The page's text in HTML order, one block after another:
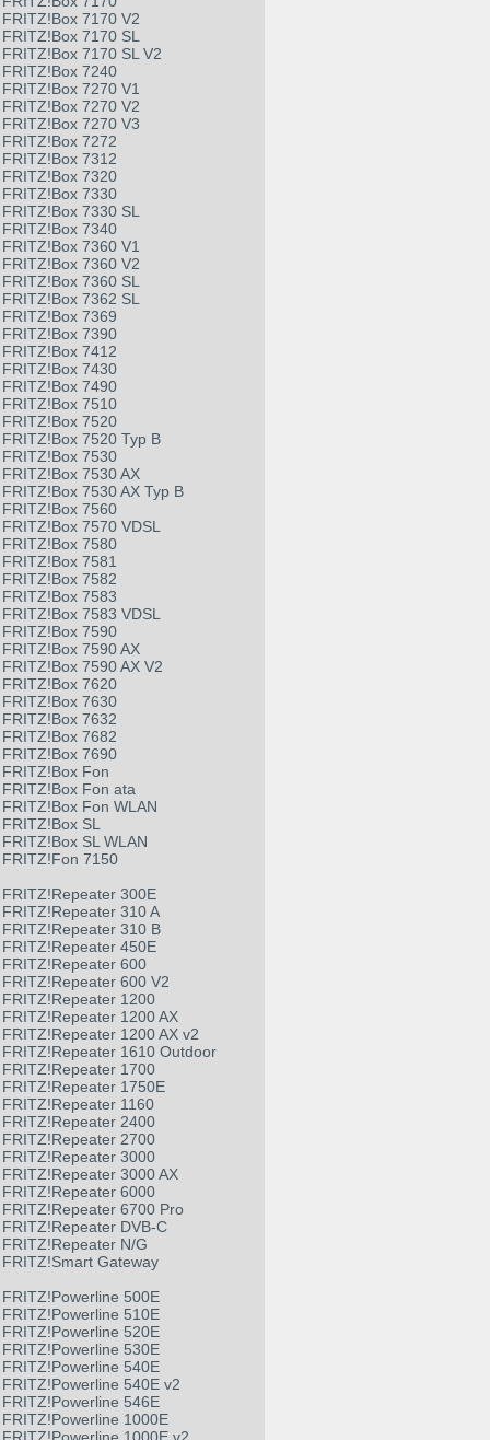
FRITZ!Box 7170 V2
FRITZ!Box 7170 SL
FRITZ!Box 7170 SL V2
FRITZ!Box 7240
FRITZ!Box 7270 V1
FRITZ!Box 7270 V2
FRITZ!Box 7270 V3
FRITZ!Box 7272
FRITZ!Box 7312
FRITZ!Box 7320
FRITZ!Box 7330
FRITZ!Box 7330 SL
FRITZ!Box 7340
FRITZ!Box 7360 V1
FRITZ!Box 7360 V2
FRITZ!Box 7360 SL
FRITZ!Box 7362 SL
FRITZ!Box 7369
FRITZ!Box 7390
FRITZ!Box 7412
FRITZ!Box 7430
FRITZ!Box 7490
FRITZ!Box 7510
FRITZ!Box 7520
FRITZ!Box 7520 Typ B
FRITZ!Box 7530
FRITZ!Box 7530 AX
FRITZ!Box 7530 AX Typ B
FRITZ!Box 7560
FRITZ!Box 7570 VDSL
FRITZ!Box 7580
FRITZ!Box 7581
FRITZ!Box 7582
FRITZ!Box 7583
FRITZ!Box 7583 VDSL
FRITZ!Box 7590
FRITZ!Box 7590 AX
FRITZ!Box 7590 AX V2
FRITZ!Box 7620
FRITZ!Box 7630
FRITZ!Box 7632
FRITZ!Box 7682
FRITZ!Box 7690
FRITZ!Box Fon
FRITZ!Box Fon ata
FRITZ!Box Fon WLAN
FRITZ!Box SL
FRITZ!Box SL WLAN
FRITZ!Fon 7150
FRITZ!Repeater 300E
FRITZ!Repeater 310 A
FRITZ!Repeater 310 B
FRITZ!Repeater 450E
FRITZ!Repeater 600
FRITZ!Repeater 600 V2
FRITZ!Repeater 1200
FRITZ!Repeater 1200 AX
FRITZ!Repeater 1200 AX v2
FRITZ!Repeater 1610 Outdoor
FRITZ!Repeater 1700
FRITZ!Repeater 1750E
FRITZ!Repeater 1160
FRITZ!Repeater 2400
FRITZ!Repeater 2700
FRITZ!Repeater 3000
FRITZ!Repeater 3000 AX
FRITZ!Repeater 6000
FRITZ!Repeater 6700 Pro
FRITZ!Repeater DVB-C
FRITZ!Repeater N/G
FRITZ!Smart Gateway
FRITZ!Powerline 500E
FRITZ!Powerline 510E
FRITZ!Powerline 520E
FRITZ!Powerline 530E
FRITZ!Powerline 540E
FRITZ!Powerline 540E v2
FRITZ!Powerline 546E
FRITZ!Powerline 1000E